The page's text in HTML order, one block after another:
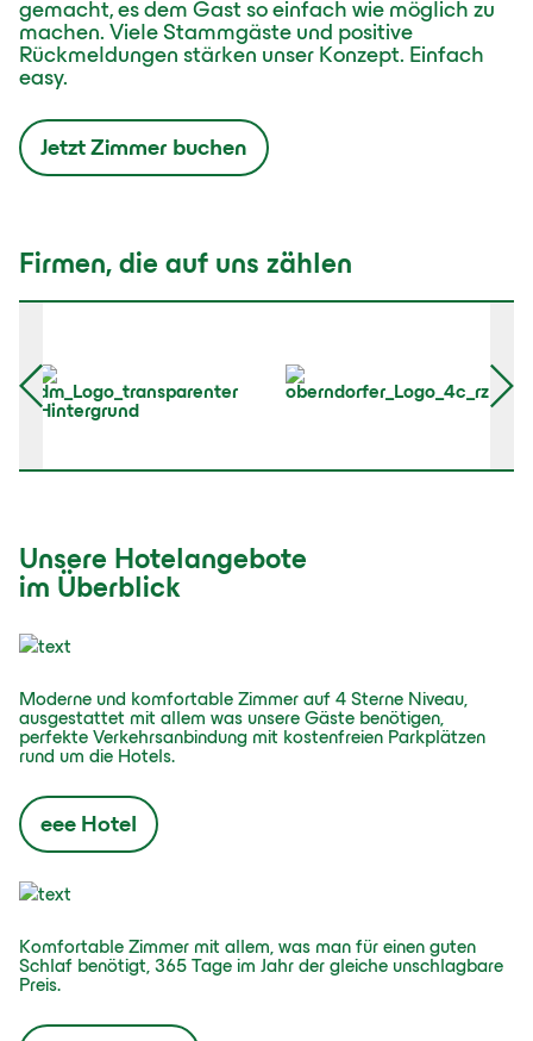
gemacht, es dem Gast so einfach wie möglich zu
machen. Viele Stammgäste und positive
Rückmeldungen stärken unser Konzept. Einfach
easy.
Jetzt Zimmer buchen
Firmen, die auf uns zählen
Unsere Hotelangebote
im Überblick
Moderne und komfortable Zimmer auf 4 Sterne Niveau,
ausgestattet mit allem was unsere Gäste benötigen,
perfekte Verkehrsanbindung mit kostenfreien Parkplätzen
rund um die Hotels.
eee Hotel
Komfortable Zimmer mit allem, was man für einen guten
Schlaf benötigt, 365 Tage im Jahr der gleiche unschlagbare
Preis.